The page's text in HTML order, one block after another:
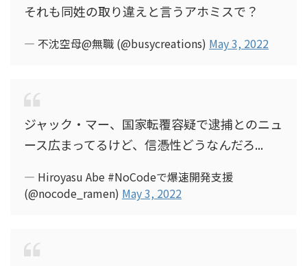
それも同姓の取り違えと言うアホミスで？
— 不沈空母@無職 (@busycreations) May 3, 2022
ジャック・マー、国家転覆容疑で逮捕とのニュ
ース広まってるけど、信憑性どうなんだろ...
— Hiroyasu Abe #NoCodeで爆速開発支援
(@nocode_ramen) May 3, 2022